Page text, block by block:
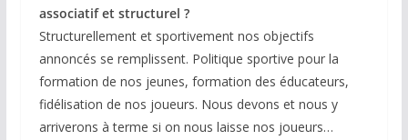
associatif et structurel ?
Structurellement et sportivement nos objectifs
annoncés se remplissent. Politique sportive pour la
formation de nos jeunes, formation des éducateurs,
fidélisation de nos joueurs. Nous devons et nous y
arriverons à terme si on nous laisse nos joueurs…